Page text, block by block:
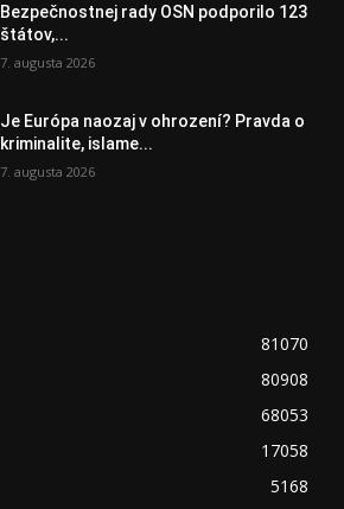
Bezpečnostnej rady OSN podporilo 123
štátov,...
7. augusta 2026
Je Európa naozaj v ohrození? Pravda o
kriminalite, islame...
7. augusta 2026
81070
80908
68053
17058
5168